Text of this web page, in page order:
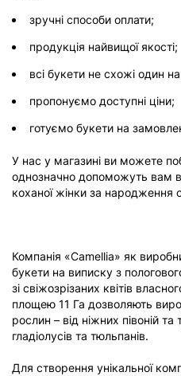
зручні способи оплати;
продукція найвищої якості;
всі букети не схожі один
пропонуємо доступні ціни;
готуємо букети на
У нас у магазині ви можете
однозначно допоможуть вам
коханої жінки за народження
Компанія «Camellia» як
букети на виписку з
зі свіжозрізаних квітів
площею 11 Га дозволяють
рослин – від ніжних півоній
гладіолусів та тюльпанів.
Для створення унікальної